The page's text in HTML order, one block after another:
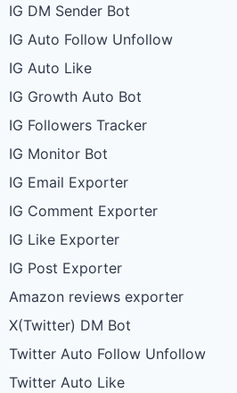
IG DM Sender Bot
IG Auto Follow Unfollow
IG Auto Like
IG Growth Auto Bot
IG Followers Tracker
IG Monitor Bot
IG Email Exporter
IG Comment Exporter
IG Like Exporter
IG Post Exporter
Amazon reviews exporter
X(Twitter) DM Bot
Twitter Auto Follow Unfollow
Twitter Auto Like